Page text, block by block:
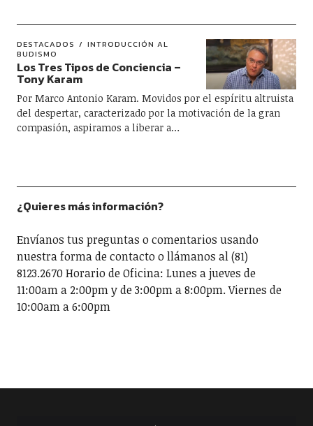
DESTACADOS
INTRODUCCIÓN AL
BUDISMO
Los Tres Tipos de Conciencia –
Tony Karam
Por Marco Antonio Karam. Movidos por el espíritu altruista
del despertar, caracterizado por la motivación de la gran
compasión, aspiramos a liberar a…
¿Quieres más información?
Envíanos tus preguntas o comentarios usando
nuestra forma de contacto o llámanos al (81)
8123.2670 Horario de Oficina: Lunes a jueves de
11:00am a 2:00pm y de 3:00pm a 8:00pm. Viernes de
10:00am a 6:00pm